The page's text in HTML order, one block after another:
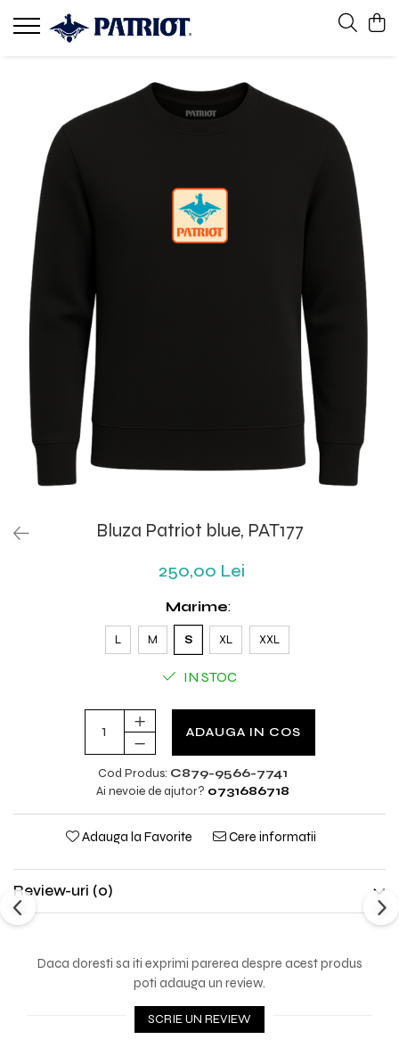
Bluza Patriot blue, PAT177
250,00 Lei
Marime:
L M S XL XXL
IN STOC
ADAUGA IN COS
Cod Produs: C879-9566-7741
Ai nevoie de ajutor? 0731686718
Adauga la Favorite Cere informatii
Review-uri (0)
Daca doresti sa iti exprimi parerea despre acest produs
poti adauga un review.
SCRIE UN REVIEW